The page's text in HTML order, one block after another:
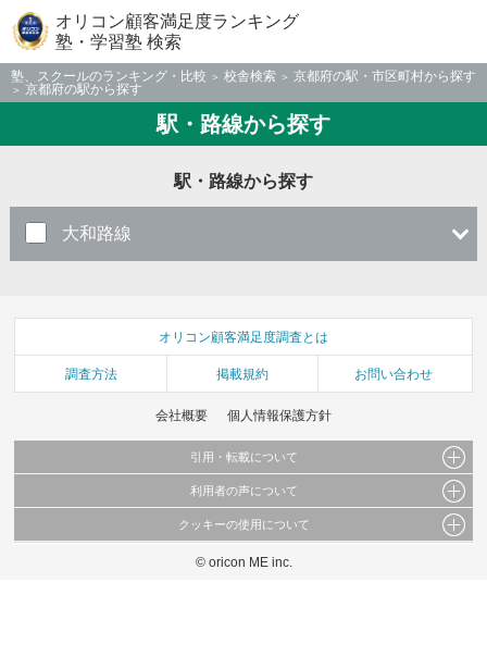
オリコン顧客満足度ランキング
塾・学習塾 検索
塾、スクールのランキング・比較 校舎検索
京都府の駅・市区町村から探す
京都府の駅から探す
駅・路線から探す
駅・路線から探す
大和路線
オリコン顧客満足度調査とは
調査方法 掲載規約 お問い合わせ
会社概要 個人情報保護方針
引用・転載について
当サイトで公開されている情報（文字、写真、イラスト、画像データ等）及びこれらの配
これらの情報を権利者の許可なく無断転載・複製などの二次利用を行うことは固く禁じて
利用者の声について
当サイトに掲載している内容はすべてサービスの利用者が提出された見解・感想です。
弊社の見解・ 意見ではないことをご理解いただいた上でご覧ください。
クッキーの使用について
このサイトでは Cookie を使用して、ユーザーに合わせたコンテンツや広告の表示、ソー
© oricon ME inc.